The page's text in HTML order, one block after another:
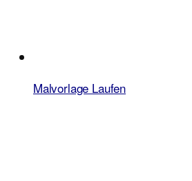
Malvorlage Laufen